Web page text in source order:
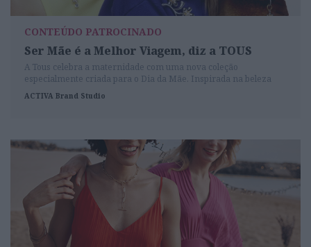
CONTEÚDO PATROCINADO
Ser Mãe é a Melhor Viagem, diz a TOUS
A Tous celebra a maternidade com uma nova coleção
especialmente criada para o Dia da Mãe. Inspirada na beleza
efémera das flores, estas são peças que unem esta faceta fugaz
ao que é eterno, como a solidez do ouro, da prata e das pedras
ACTIVA Brand Studio